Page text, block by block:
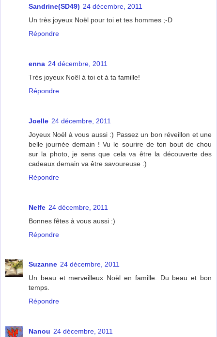
Sandrine(SD49) 24 décembre, 2011
Un très joyeux Noël pour toi et tes hommes ;-D
Répondre
enna 24 décembre, 2011
Très joyeux Noël à toi et à ta famille!
Répondre
Joelle 24 décembre, 2011
Joyeux Noël à vous aussi :) Passez un bon réveillon et une
belle journée demain ! Vu le sourire de ton bout de chou
sur la photo, je sens que cela va être la découverte des
cadeaux demain va être savoureuse :)
Répondre
Nelfe 24 décembre, 2011
Bonnes fêtes à vous aussi :)
Répondre
Suzanne 24 décembre, 2011
Un beau et merveilleux Noël en famille. Du beau et bon
temps.
Répondre
Nanou 24 décembre, 2011